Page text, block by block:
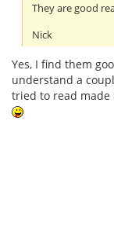
They are good
Nick
Yes, I find them
understand a
tried to read made